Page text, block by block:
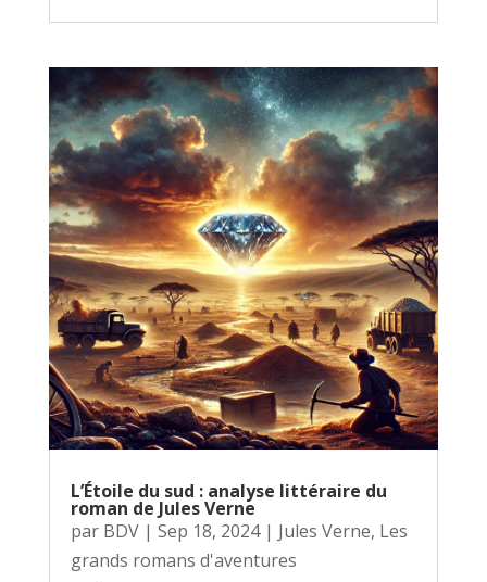
L’Étoile du sud : analyse littéraire du
roman de Jules Verne
par BDV| Sep 18, 2024| Jules Verne, Les
grands romans d'aventures